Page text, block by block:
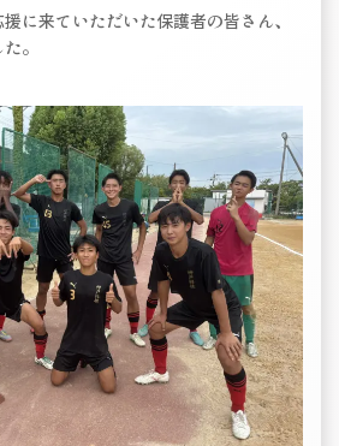
に来ていただいた保護者の皆さん、
。